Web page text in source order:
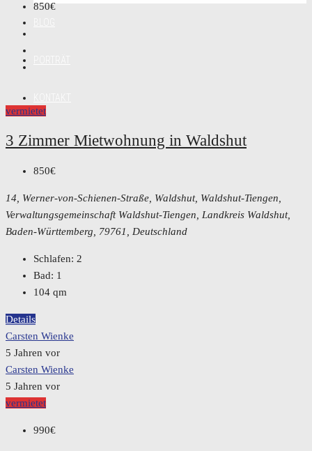
850€
vermietet
3 Zimmer Mietwohnung in Waldshut
850€
14, Werner-von-Schienen-Straße, Waldshut, Waldshut-Tiengen,
Verwaltungsgemeinschaft Waldshut-Tiengen, Landkreis Waldshut,
Baden-Württemberg, 79761, Deutschland
Schlafen: 2
Bad: 1
104 qm
Details
Carsten Wienke
5 Jahren vor
Carsten Wienke
5 Jahren vor
vermietet
990€